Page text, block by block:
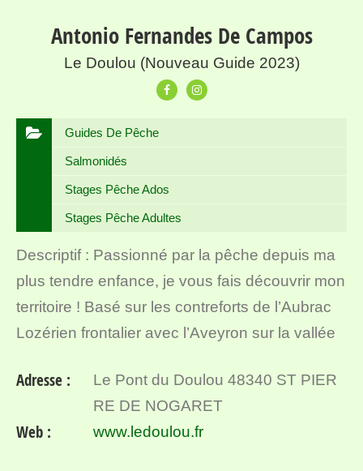
Antonio Fernandes De Campos
Le Doulou (Nouveau Guide 2023)
Guides De Pêche
Salmonidés
Stages Pêche Ados
Stages Pêche Adultes
Descriptif : Passionné par la pêche depuis ma
plus tendre enfance, je vous fais découvrir mon
territoire ! Basé sur les contreforts de l’Aubrac
Lozérien frontalier avec l’Aveyron sur la vallée
Adresse :
Le Pont du Doulou 48340 ST PIER
RE DE NOGARET
Web : www.ledoulou.fr